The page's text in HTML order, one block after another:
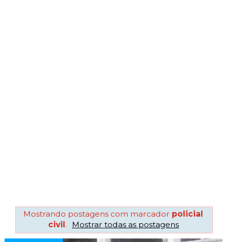
Mostrando postagens com marcador policial
civil . Mostrar todas as postagens